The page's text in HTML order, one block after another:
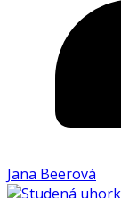
Jana Beerová